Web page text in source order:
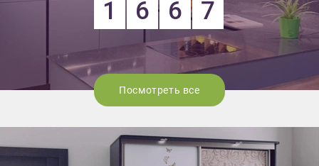
1 6 6 7
Посмотреть все